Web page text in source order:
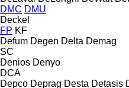
DMC DMU
Deckel
FP KF
Defum Degen Delta Demag
SC
Denios Denyo
DCA
Depco Deprag Desta Detasis